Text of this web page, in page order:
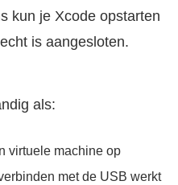
kun je Xcode opstarten
is aangesloten.
als:
virtuele machine op
met de USB werkt